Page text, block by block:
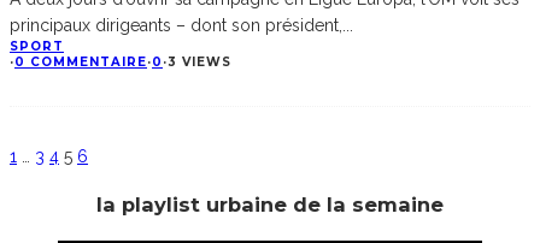
principaux dirigeants – dont son président,
SPORT
·0 COMMENTAIRE·0 ·3 VIEWS
1 3 4 5 6
la playlist urbaine de la semaine